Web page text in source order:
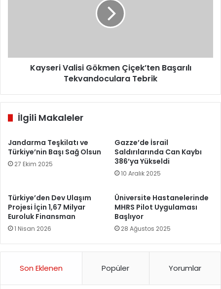
Kayseri Valisi Gökmen Çiçek’ten Başarılı
Tekvandoculara Tebrik
İlgili Makaleler
Jandarma Teşkilatı ve
Türkiye’nin Başı Sağ Olsun
27 Ekim 2025
Gazze’de İsrail
Saldırılarında Can Kaybı
386’ya Yükseldi
10 Aralık 2025
Türkiye’den Dev Ulaşım
Projesi İçin 1,67 Milyar
Euroluk Finansman
1 Nisan 2026
Üniversite Hastanelerinde
MHRS Pilot Uygulaması
Başlıyor
28 Ağustos 2025
Son Eklenen Popüler Yorumlar